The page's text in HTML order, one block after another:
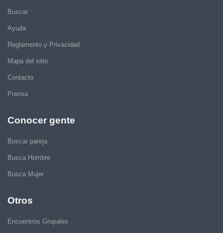
Buscar
Ayuda
Reglamento y Privacidad
Mapa del sitio
Contacto
Prensa
Conocer gente
Buscar pareja
Busca Hombre
Busca Mujer
Otros
Encuentros Grupales